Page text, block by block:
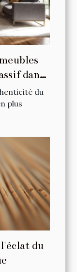
dans
du
plus
du